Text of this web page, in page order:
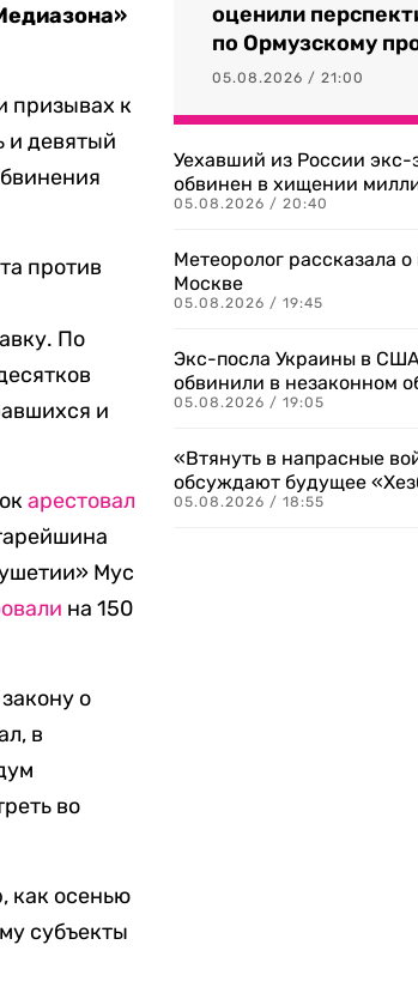
призывах к
и девятый
против
По
и
арестовал
Мус
на 150
о
в
во
как осенью
субъекты
оценили
по Ормузскому
05.08.2026 / 21:00
Уехавший из России
обвинен в хищении
05.08.2026 / 20:40
Метеоролог рассказала
Москве
05.08.2026 / 19:45
Экс-посла Украины в
обвинили в незаконном
05.08.2026 / 19:05
«Втянуть в напрасные
обсуждают будущее
05.08.2026 / 18:55